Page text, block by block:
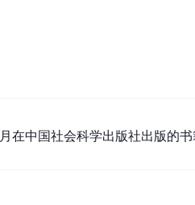
在中国社会科学出版社出版的